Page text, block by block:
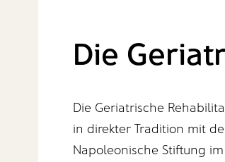
Die
Die Geriatrische
in direkter Tradition mit
Napoleonische Stiftung